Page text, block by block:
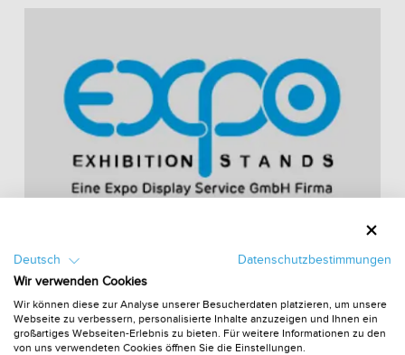
12 Fragen, die Sie sich nach einer
Messeteilnahme stellen müssen
Deutsch
Datenschutzbestimmungen
Wir verwenden Cookies
Wir können diese zur Analyse unserer Besucherdaten platzieren, um unsere
Webseite zu verbessern, personalisierte Inhalte anzuzeigen und Ihnen ein
großartiges Webseiten-Erlebnis zu bieten. Für weitere Informationen zu den
von uns verwendeten Cookies öffnen Sie die Einstellungen.